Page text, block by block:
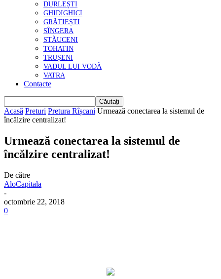
DURLEȘTI
GHIDIGHICI
GRĂTIEȘTI
SÎNGERA
STĂUCENI
TOHATIN
TRUȘENI
VADUL LUI VODĂ
VATRA
Contacte
Acasă Preturi Pretura Rîșcani Urmează conectarea la sistemul de
încălzire centralizat!
Urmează conectarea la sistemul de
încălzire centralizat!
De către
AloCapitala
-
octombrie 22, 2018
0